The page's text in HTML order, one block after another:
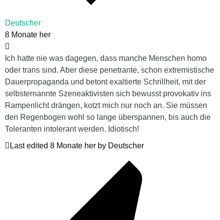
Deutscher
8 Monate her
Ich hatte nie was dagegen, dass manche Menschen homo
oder trans sind. Aber diese penetrante, schon extremistische
Dauerpropaganda und betont exaltierte Schrillheit, mit der
selbsternannte Szeneaktivisten sich bewusst provokativ ins
Rampenlicht drängen, kotzt mich nur noch an. Sie müssen
den Regenbogen wohl so lange überspannen, bis auch die
Toleranten intolerant werden. Idiotisch!
Last edited 8 Monate her by Deutscher